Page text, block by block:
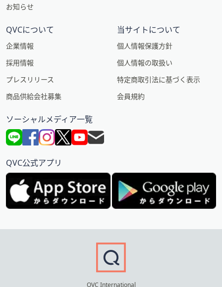
お知らせ
QVCについて
企業情報
採用情報
プレスリリース
商品供給会社募集
当サイトについて
個人情報保護方針
個人情報の取扱い
特定商取引法に基づく表示
会員規約
ソーシャルメディア一覧
QVC公式アプリ
QVC International